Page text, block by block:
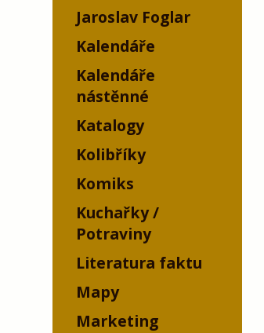
Jaroslav Foglar
Kalendáře
Kalendáře
nástěnné
Katalogy
Kolibříky
Komiks
Kuchařky /
Potraviny
Literatura faktu
Mapy
Marketing